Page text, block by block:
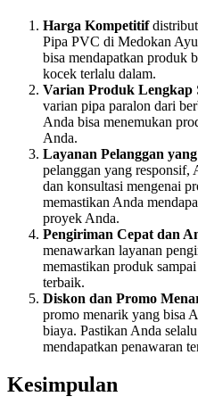
Harga Kompetitif
Pipa PVC di Medokan
bisa mendapatkan produk
kocek terlalu dalam.
Varian Produk Lengkap
varian pipa paralon dari
Anda bisa menemukan
Anda.
Layanan Pelanggan
pelanggan yang responsif,
dan konsultasi mengenai
memastikan Anda
proyek Anda.
Pengiriman Cepat dan
menawarkan layanan
memastikan produk
terbaik.
Diskon dan Promo
promo menarik yang bisa
biaya. Pastikan Anda
mendapatkan penawaran
Kesimpulan